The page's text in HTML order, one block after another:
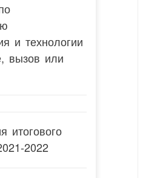
и технологии
вызов или
итогового
2022